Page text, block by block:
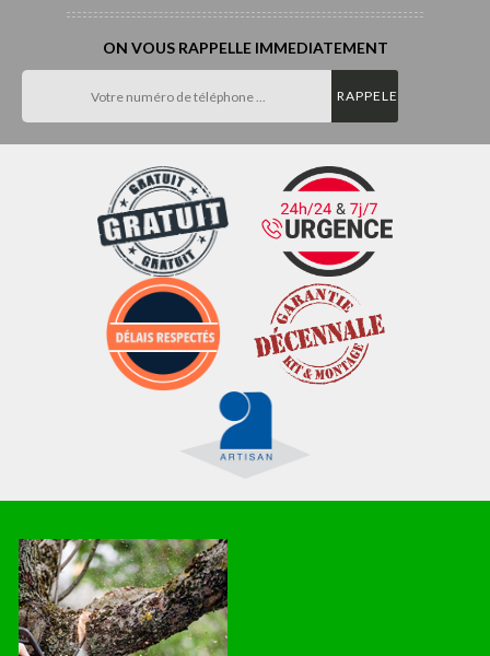
ON VOUS RAPPELLE IMMEDIATEMENT